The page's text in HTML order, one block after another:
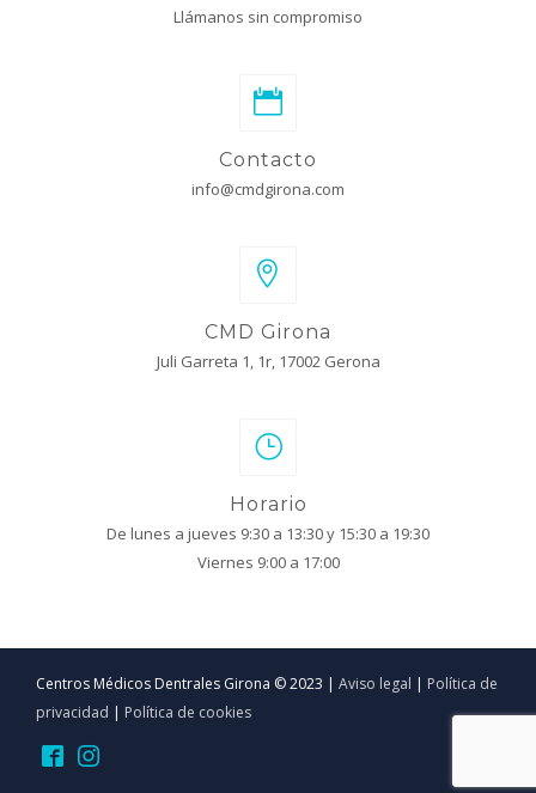
Llámanos sin compromiso
Contacto
info@cmdgirona.com
CMD Girona
Juli Garreta 1, 1r, 17002 Gerona
Horario
De lunes a jueves 9:30 a 13:30 y 15:30 a 19:30
Viernes 9:00 a 17:00
Centros Médicos Dentrales Girona © 2023 | Aviso legal | Política de
privacidad | Política de cookies